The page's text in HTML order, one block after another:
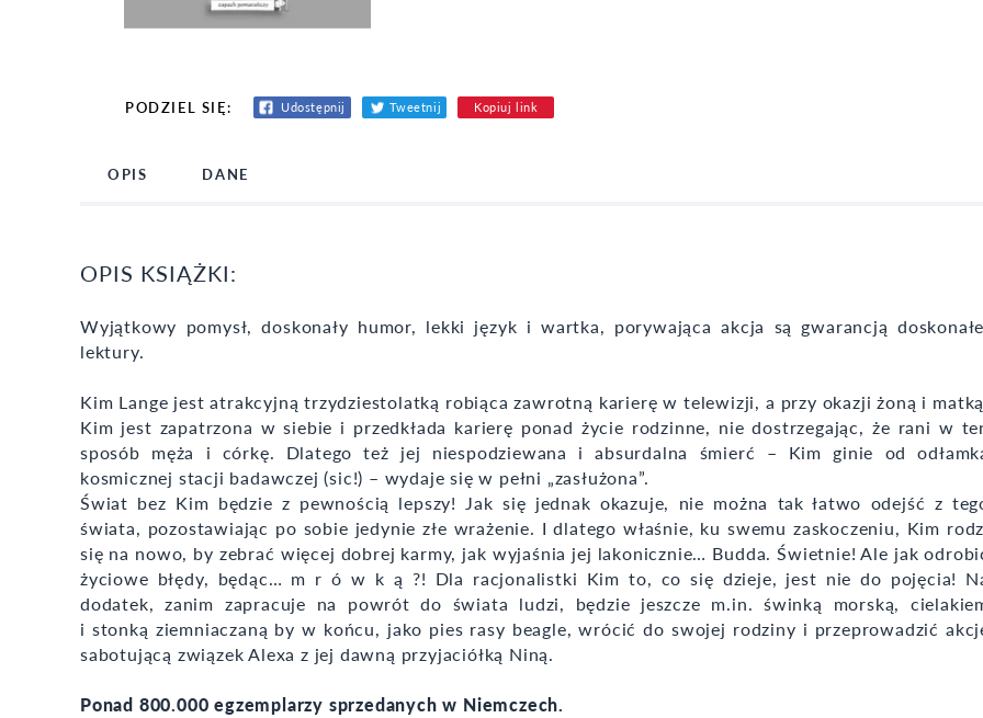
PODZIEL SIĘ: Udostępnij Tweetnij Kopiuj link
OPIS DANE
OPIS KSIĄŻKI:
Wyjątkowy pomysł, doskonały humor, lekki język i wartka, porywająca akcja są gwarancją
lektury.
Kim Lange jest atrakcyjną trzydziestolatką robiąca zawrotną karierę w telewizji, a przy okazji żoną i
Kim jest zapatrzona w siebie i przedkłada karierę ponad życie rodzinne, nie dostrzegając, że rani w
sposób męża i córkę. Dlatego też jej niespodziewana i absurdalna śmierć – Kim ginie od
kosmicznej stacji badawczej (sic!) – wydaje się w pełni „zasłużona”.
Świat bez Kim będzie z pewnością lepszy! Jak się jednak okazuje, nie można tak łatwo odejść z
świata, pozostawiając po sobie jedynie złe wrażenie. I dlatego właśnie, ku swemu zaskoczeniu, Kim
się na nowo, by zebrać więcej dobrej karmy, jak wyjaśnia jej lakonicznie… Budda. Świetnie! Ale jak
życiowe błędy, będąc… m r ó w k ą ?! Dla racjonalistki Kim to, co się dzieje, jest nie do pojęcia!
dodatek, zanim zapracuje na powrót do świata ludzi, będzie jeszcze m.in. świnką morską,
i stonką ziemniaczaną by w końcu, jako pies rasy beagle, wrócić do swojej rodziny i przeprowadzić
sabotującą związek Alexa z jej dawną przyjaciółką Niną.
Ponad 800.000 egzemplarzy sprzedanych w Niemczech.